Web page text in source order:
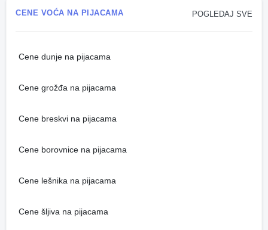
POGLEDAJ SVE
CENE VOĆA NA PIJACAMA
Cene dunje na pijacama
Cene grožđa na pijacama
Cene breskvi na pijacama
Cene borovnice na pijacama
Cene lešnika na pijacama
Cene šljiva na pijacama